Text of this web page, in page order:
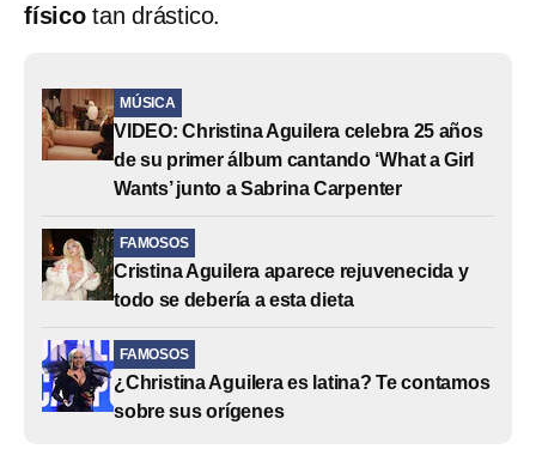
físicotan drástico.
MÚSICA
VIDEO: Christina Aguilera celebra 25 años
de su primer álbum cantando ‘What a Girl
Wants’ junto a Sabrina Carpenter
FAMOSOS
Cristina Aguilera aparece rejuvenecida y
todo se debería a esta dieta
FAMOSOS
¿Christina Aguilera es latina? Te contamos
sobre sus orígenes